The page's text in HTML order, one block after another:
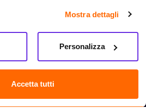
loro o che hanno raccolto dal
Mostra dettagli
Accetta tutti
Personalizza
REA: NA-884088
Marinare 128, 80147 Napoli